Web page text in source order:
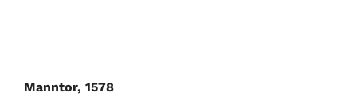
Manntor, 1578